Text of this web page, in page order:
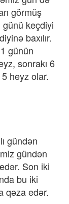
görmüş
günü keçdiyi
baxılır.
günün
sonrakı 6
heyz olar.
gündən
gündən
Son iki
bu iki
qəza edər.